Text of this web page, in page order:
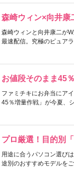
森崎ウィン×向井康
森崎ウィンと向井康二が
最速配信。究極のピュアラ
お値段そのまま45
ファミチキにお弁当にア
45％増量作戦」が今夏、
プロ厳選！目的別
用途に合うパソコン選び
途別のおすすめモデルをご